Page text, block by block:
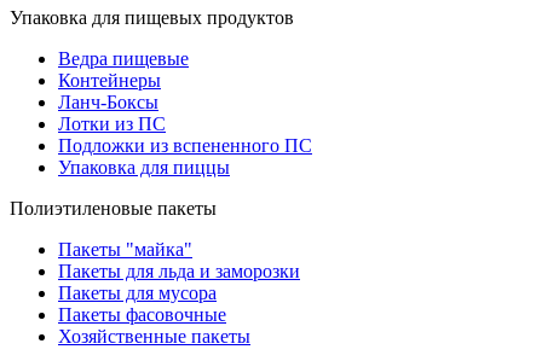
Упаковка для пищевых продуктов
Ведра пищевые
Контейнеры
Ланч-Боксы
Лотки из ПС
Подложки из вспененного ПС
Упаковка для пиццы
Полиэтиленовые пакеты
Пакеты "майка"
Пакеты для льда и заморозки
Пакеты для мусора
Пакеты фасовочные
Хозяйственные пакеты